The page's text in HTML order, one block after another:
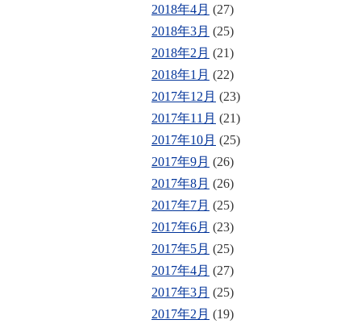
2018年4月 (27)
2018年3月 (25)
2018年2月 (21)
2018年1月 (22)
2017年12月 (23)
2017年11月 (21)
2017年10月 (25)
2017年9月 (26)
2017年8月 (26)
2017年7月 (25)
2017年6月 (23)
2017年5月 (25)
2017年4月 (27)
2017年3月 (25)
2017年2月 (19)